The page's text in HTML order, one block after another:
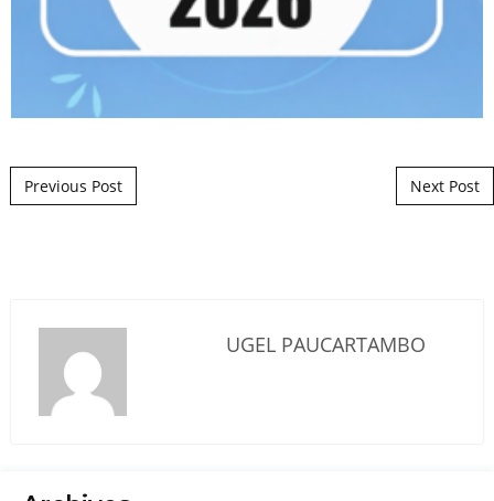
Post navigation
Previous Post Next Post
UGEL PAUCARTAMBO